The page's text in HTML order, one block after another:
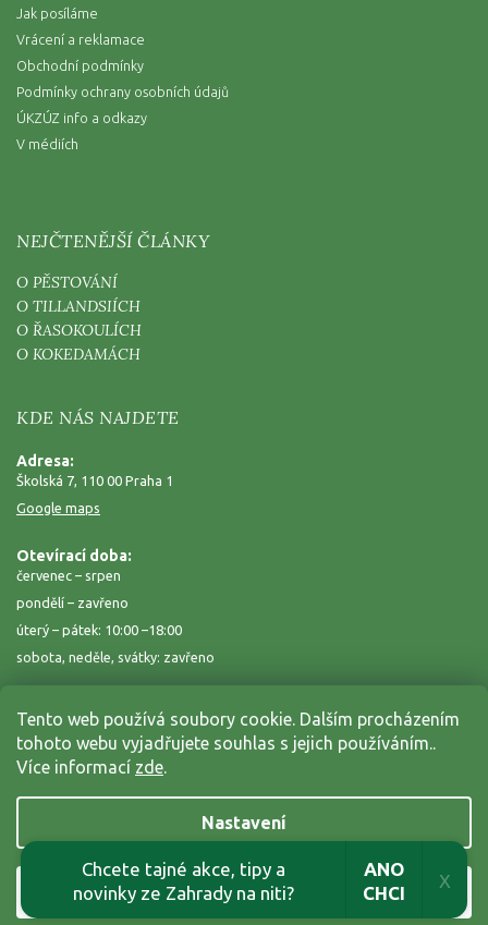
Tento web používá soubory cookie. Dalším procházením
tohoto webu vyjadřujete souhlas s jejich používáním..
Více informací zde.
Nastavení
Souhlasím
Jak posíláme
Vrácení a reklamace
Obchodní podmínky
Podmínky ochrany osobních údajů
ÚKZÚZ info a odkazy
V médiích
NEJČTENĚJŠÍ ČLÁNKY
O PĚSTOVÁNÍ
O TILLANDSIÍCH
O ŘASOKOULÍCH
O KOKEDAMÁCH
KDE NÁS NAJDETE
Adresa:
Školská 7, 110 00 Praha 1
Google maps
Otevírací doba:
červenec – srpen
pondělí – zavřeno
úterý – pátek: 10:00 –18:00
sobota, neděle, svátky: zavřeno
Vytvořil Shoptet
Zahrada na niti. Všechna práva vyhrazena.
Chcete tajné akce, tipy a
novinky ze Zahrady na niti?
ANO
CHCI
X